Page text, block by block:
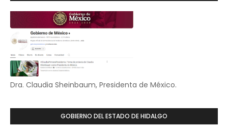
Dra. Claudia Sheinbaum, Presidenta de México.
GOBIERNO DEL ESTADO DE HIDALGO